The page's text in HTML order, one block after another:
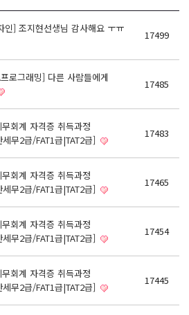
인] 조지현선생님 감사해요 ㅜㅠ
17499
로그래밍] 다른 사람들에게
17485
무회계 자격증 취득과정
무2급/FAT1급|TAT2급]
17483
무회계 자격증 취득과정
무2급/FAT1급|TAT2급]
17465
무회계 자격증 취득과정
무2급/FAT1급|TAT2급]
17454
무회계 자격증 취득과정
무2급/FAT1급|TAT2급]
17445
(CAD),맥스(MAX),레빗(REVIT))실무자 양성과정
발자(웹디자인)
발자(웹디자인기능사 과정평가형)
자(정보처리산업기사)(과정평가형)
(전자정부 프레임워크/SPRING)
자격증 취득(한글,엑셀,파워포인트)
과정
취득과정
급)